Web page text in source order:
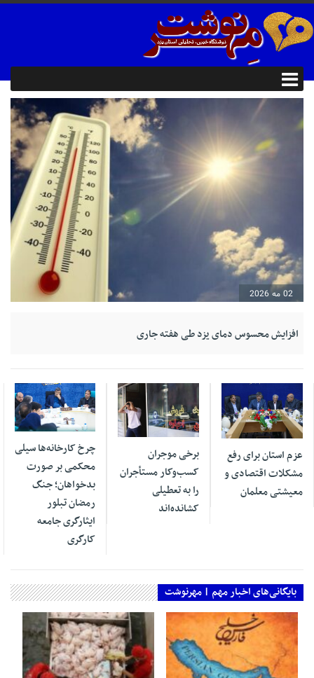
02 مه 2026
افزایش محسوس دمای یزد طی هفته جاری
02 مه 2026
عزم استان برای رفع
مشکلات اقتصادی و
معیشتی معلمان
02 مه 2026
برخی موجران
کسب‌وکار مستأجران
را به تعطیلی
کشانده‌اند
02 مه 2026
چرخ کارخانه‌ها سیلی
محکمی بر صورت
بدخواهان؛ جنگ
رمضان تبلور
ایثارگری جامعه
کارگری
بایگانی‌های اخبار مهم | مهرنوشت